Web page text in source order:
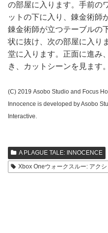
の部屋に入ります。手前の
ットの下に入り、錬金術師
錬金術師が立つテーブルの
状に抜け、次の部屋に入り
堂に入ります。正面に進み
き、カットシーンを見ます。
(C) 2019 Asobo Studio and Focus
Innocence is developed by Asobo
Interactive.
A PLAGUE TALE: INNOCENCE
Xbox Oneウォークスルー: アク